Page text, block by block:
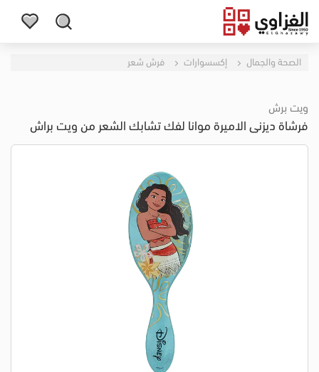
الصحة والجمال إكسسوارات فرش شعر
ويت برش
فرشاة ديزنى الاميرة موانا لفك تشابك الشعر من ويت براش